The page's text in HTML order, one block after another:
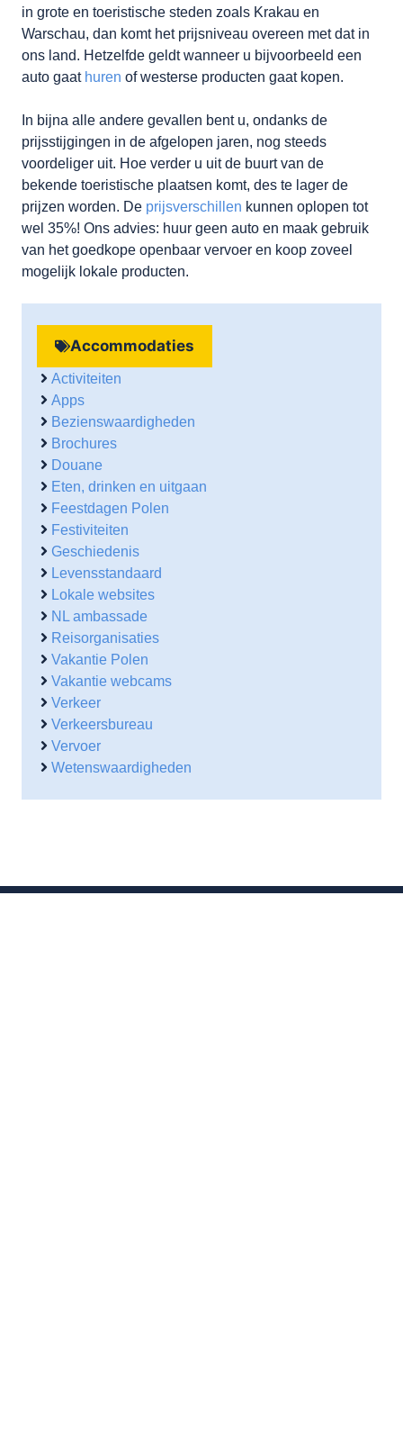
in grote en toeristische steden zoals Krakau en
Warschau, dan komt het prijsniveau overeen met dat in
ons land. Hetzelfde geldt wanneer u bijvoorbeeld een
auto gaat huren of westerse producten gaat kopen.
In bijna alle andere gevallen bent u, ondanks de
prijsstijgingen in de afgelopen jaren, nog steeds
voordeliger uit. Hoe verder u uit de buurt van de
bekende toeristische plaatsen komt, des te lager de
prijzen worden. De prijsverschillen kunnen oplopen tot
wel 35%! Ons advies: huur geen auto en maak gebruik
van het goedkope openbaar vervoer en koop zoveel
mogelijk lokale producten.
Accommodaties
Activiteiten
Apps
Bezienswaardigheden
Brochures
Douane
Eten, drinken en uitgaan
Feestdagen Polen
Festiviteiten
Geschiedenis
Levensstandaard
Lokale websites
NL ambassade
Reisorganisaties
Vakantie Polen
Vakantie webcams
Verkeer
Verkeersbureau
Vervoer
Wetenswaardigheden